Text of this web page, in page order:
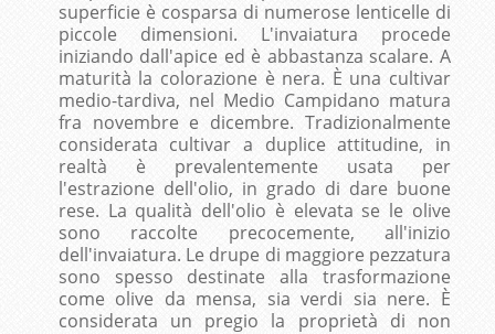
superficie è cosparsa di numerose lenticelle di
piccole dimensioni. L'invaiatura procede
iniziando dall'apice ed è abbastanza scalare. A
maturità la colorazione è nera. È una cultivar
medio-tardiva, nel Medio Campidano matura
fra novembre e dicembre. Tradizionalmente
considerata cultivar a duplice attitudine, in
realtà è prevalentemente usata per
l'estrazione dell'olio, in grado di dare buone
rese. La qualità dell'olio è elevata se le olive
sono raccolte precocemente, all'inizio
dell'invaiatura. Le drupe di maggiore pezzatura
sono spesso destinate alla trasformazione
come olive da mensa, sia verdi sia nere. È
considerata un pregio la proprietà di non